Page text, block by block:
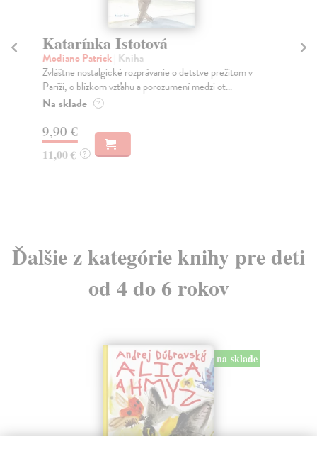
Katarínka Istotová
Modiano Patrick| Kniha
Zvláštne nostalgické rozprávanie o detstve prežitom v
Paríži, o blízkom vzťahu a porozumení medzi ot...
Na sklade ?
9,90 €
11,00 € ?
Ďalšie z kategórie knihy pre deti
od 4 do 6 rokov
na sklade